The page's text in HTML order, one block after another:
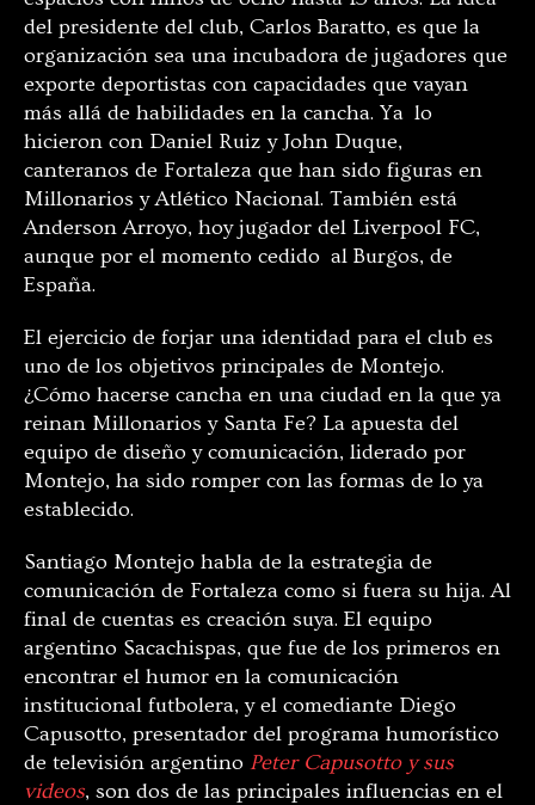
del presidente del club, Carlos Baratto, es que la
organización sea una incubadora de jugadores que
exporte deportistas con capacidades que vayan
más allá de habilidades en la cancha. Ya lo
hicieron con Daniel Ruiz y John Duque,
canteranos de Fortaleza que han sido figuras en
Millonarios y Atlético Nacional. También está
Anderson Arroyo, hoy jugador del Liverpool FC,
aunque por el momento cedido al Burgos, de
España.
El ejercicio de forjar una identidad para el club es
uno de los objetivos principales de Montejo.
¿Cómo hacerse cancha en una ciudad en la que ya
reinan Millonarios y Santa Fe? La apuesta del
equipo de diseño y comunicación, liderado por
Montejo, ha sido romper con las formas de lo ya
establecido.
Santiago Montejo habla de la estrategia de
comunicación de Fortaleza como si fuera su hija. Al
final de cuentas es creación suya. El equipo
argentino Sacachispas, que fue de los primeros en
encontrar el humor en la comunicación
institucional futbolera, y el comediante Diego
Capusotto, presentador del programa humorístico
de televisión argentino Peter Capusotto y sus
videos, son dos de las principales influencias en el